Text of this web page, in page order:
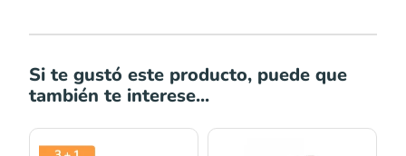
Si te gustó este producto, puede que
también te interese...